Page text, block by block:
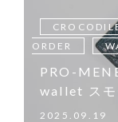
ORDER
PRO-
wallet ス
2025.09.19